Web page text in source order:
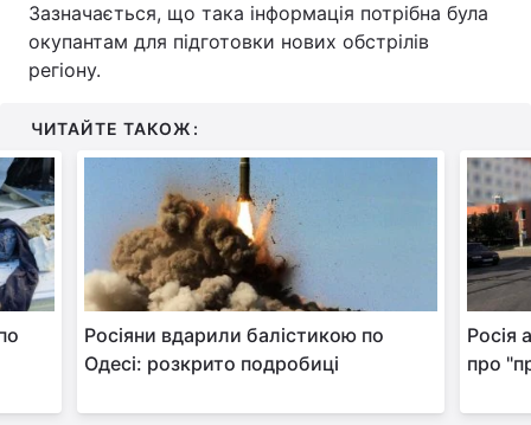
Зазначається, що така інформація потрібна була
окупантам для підготовки нових обстрілів
регіону.
ЧИТАЙТЕ ТАКОЖ:
Росіяни вдарили балістикою по
Одесі: розкрито подробиці
Росія
про